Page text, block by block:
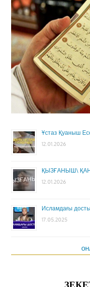
Ұстаз Қуаныш
12.01.2026
ҚЫЗҒАНЫШ\
12.01.2026
Исламдағы
17.05.2025